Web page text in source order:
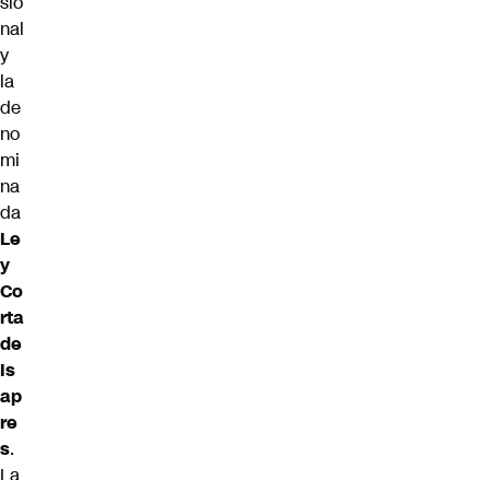
nal
y
la
de
no
mi
na
da
Le
y
Co
rta
de
Is
ap
re
s.